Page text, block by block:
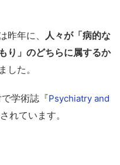
昨年に、 人々が「病的な
り」のどちらに属するか
した。
学術誌『Psychiatry and
れています。